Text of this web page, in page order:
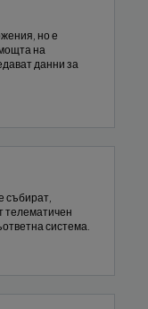
но е
на
данни за
събират,
телематичен
система.